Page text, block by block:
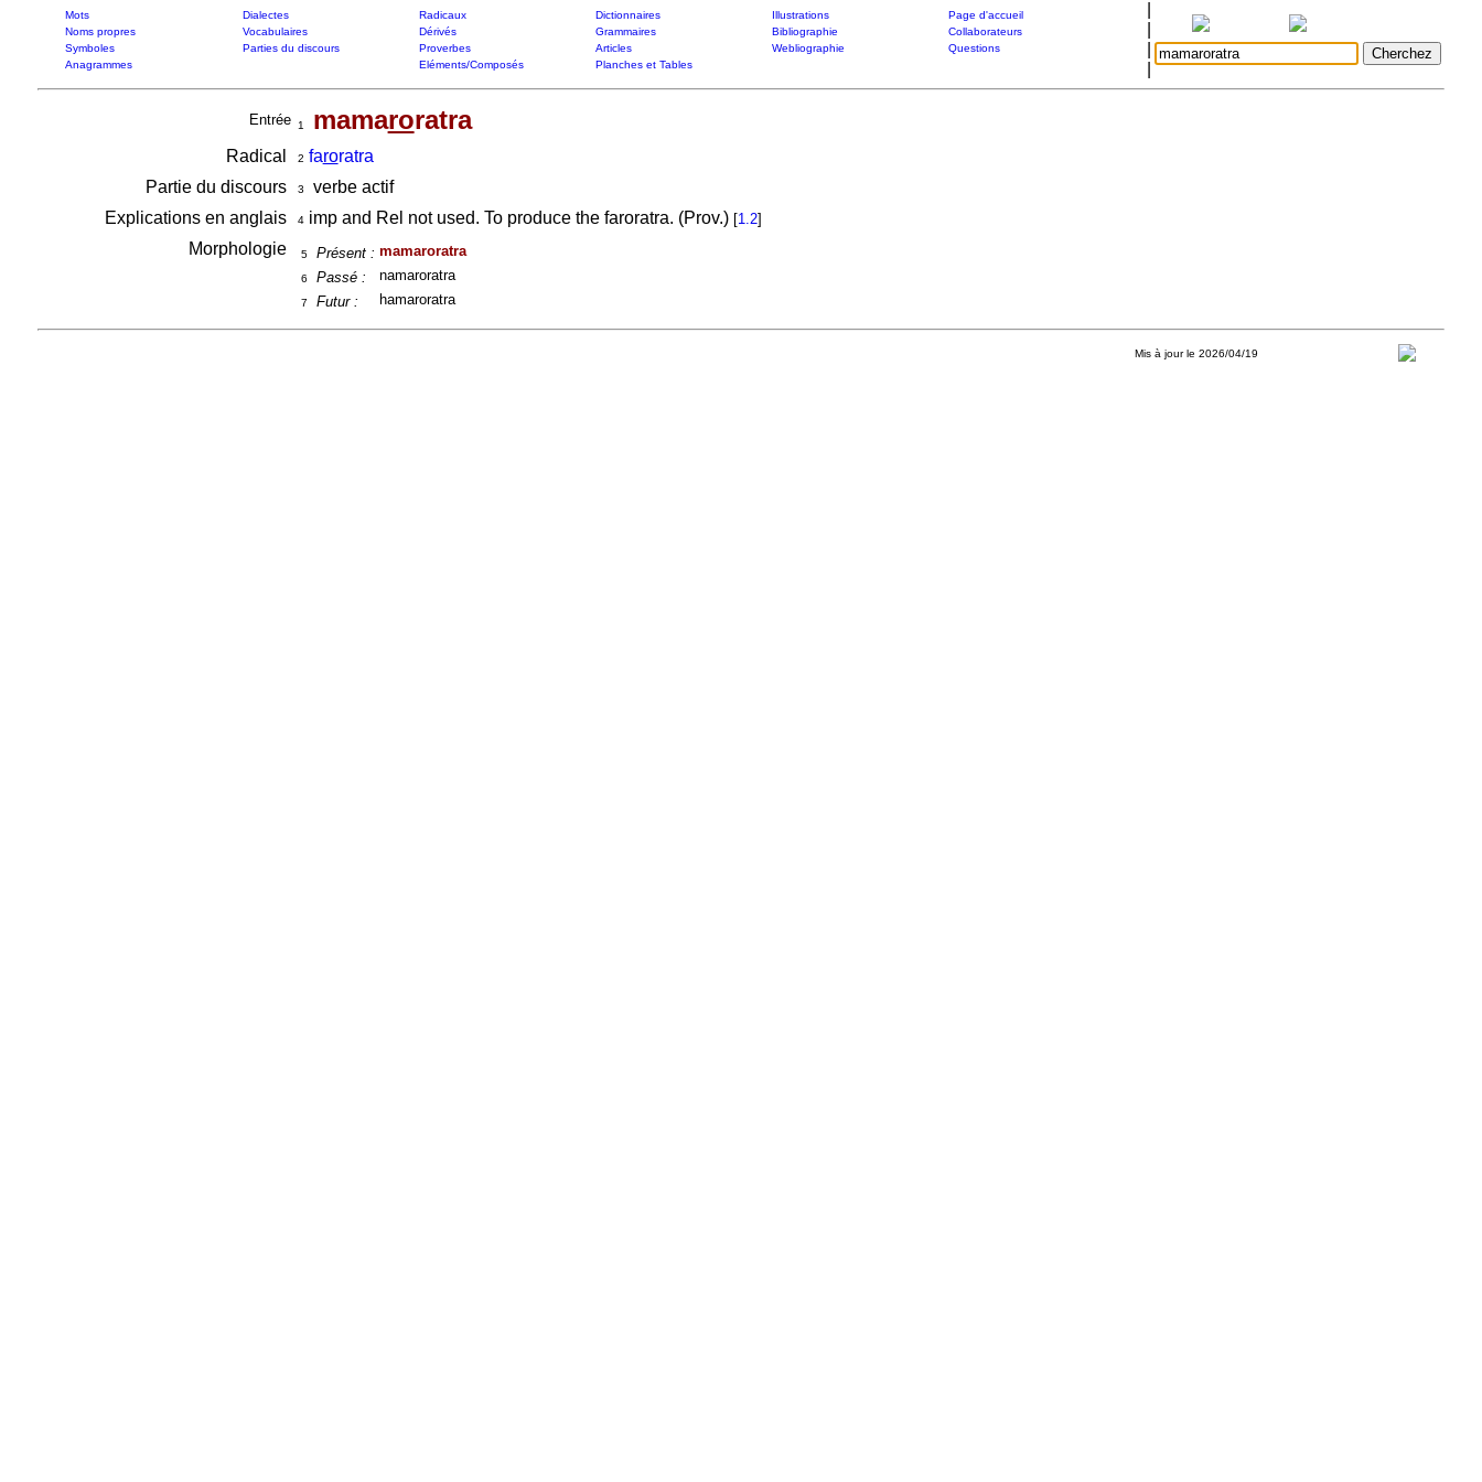
Mots Dialectes Radicaux Dictionnaires Illustrations
Page d'accueil
Noms propres
Vocabulaires Dérivés Grammaires Bibliographie
Collaborateurs
Symboles
Parties du discours Proverbes Articles Webliographie
Questions
Anagrammes
Eléments/Composés Planches et Tables
Entrée 1 mamaroratra
Radical 2 faroratra
Partie du discours
3
verbe actif
Explications en anglais
4imp and Rel not used. To produce the faroratra. (Prov.) [1.2]
Morphologie 5 Présent : mamaroratra
6 Passé : namaroratra
7 Futur : hamaroratra
Mis à jour le 2026/04/19